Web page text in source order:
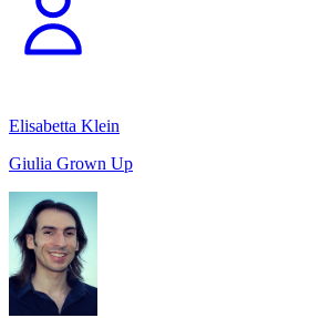
Elisabetta Klein
Giulia Grown Up